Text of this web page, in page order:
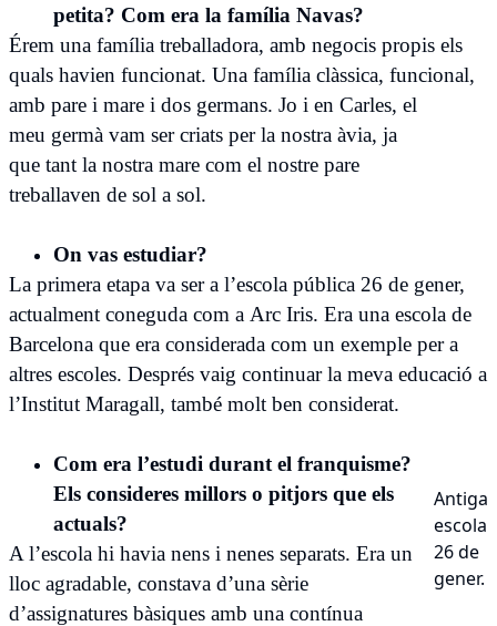
petita? Com era la família Navas?
Érem una família treballadora, amb negocis propis els
quals havien funcionat. Una família clàssica, funcional,
amb pare i mare i dos germans. Jo i en Carles, el
meu germà vam ser criats per la nostra àvia, ja
que tant la nostra mare com el nostre pare
treballaven de sol a sol.
On vas estudiar?
La primera etapa va ser a l’escola pública 26 de gener,
actualment coneguda com a Arc Iris. Era una escola de
Barcelona que era considerada com un exemple per a
altres escoles. Després vaig continuar la meva educació a
l’Institut Maragall, també molt ben considerat.
Antiga
escola
26 de
gener.
Com era l’estudi durant el franquisme?
Els consideres millors o pitjors que els
actuals?
A l’escola hi havia nens i nenes separats. Era un
lloc agradable, constava d’una sèrie
d’assignatures bàsiques amb una contínua